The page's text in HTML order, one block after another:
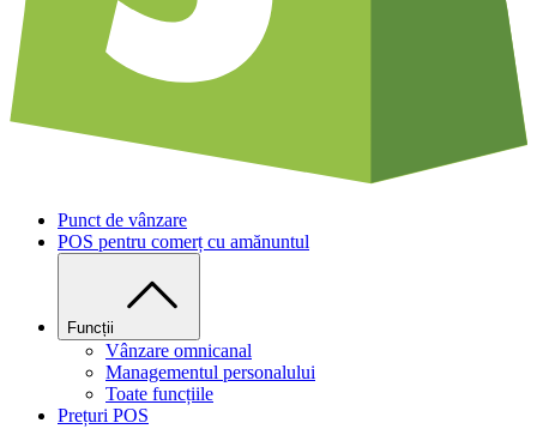
Punct de vânzare
POS pentru comerț cu amănuntul
Funcții
Vânzare omnicanal
Managementul personalului
Toate funcțiile
Prețuri POS